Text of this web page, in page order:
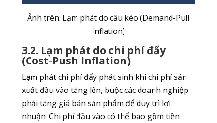
Ảnh trên: Lạm phát do cầu kéo (Demand-Pull
Inflation)
3.2. Lạm phát do chi phí đẩy
(Cost-Push Inflation)
Lạm phát chi phí đẩy phát sinh khi chi phí sản
xuất đầu vào tăng lên, buộc các doanh nghiệp
phải tăng giá bán sản phẩm để duy trì lợi
nhuận. Chi phí đầu vào có thể bao gồm tiền